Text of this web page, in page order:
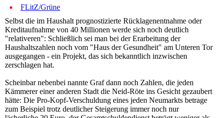
FLitZ/Grüne
Selbst die im Haushalt prognostizierte Rücklagenentnahme oder
Kreditaufnahme von 40 Millionen werde sich noch deutlich
"relativeren": Schließlich sei man bei der Erarbeitung der
Haushaltszahlen noch vom "Haus der Gesundheit" am Unteren Tor
ausgegangen - ein Projekt, das sich bekanntlich inzwischen
zerschlagen hat.
Scheinbar nebenbei nannte Graf dann noch Zahlen, die jeden
Kämmerer einer anderen Stadt die Neid-Röte ins Gesicht gezaubert
hätte: Die Pro-Kopf-Verschuldung eines jeden Neumarkts betrage
zum Beispiel trotz deutlicher Steigerung immer noch nur